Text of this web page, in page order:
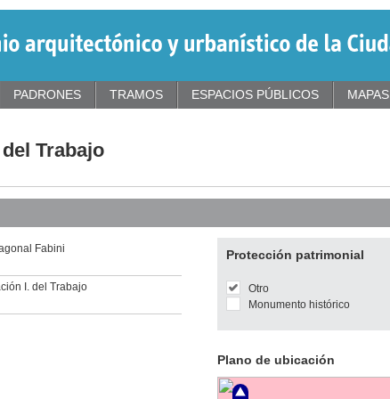
Trabajo
Fabini
I. del Trabajo
Protección patrimonial
Otro
Monumento histórico
Plano de ubicación
PADRONES TRAMOS ESPACIOS PÚBLICOS MAPAS